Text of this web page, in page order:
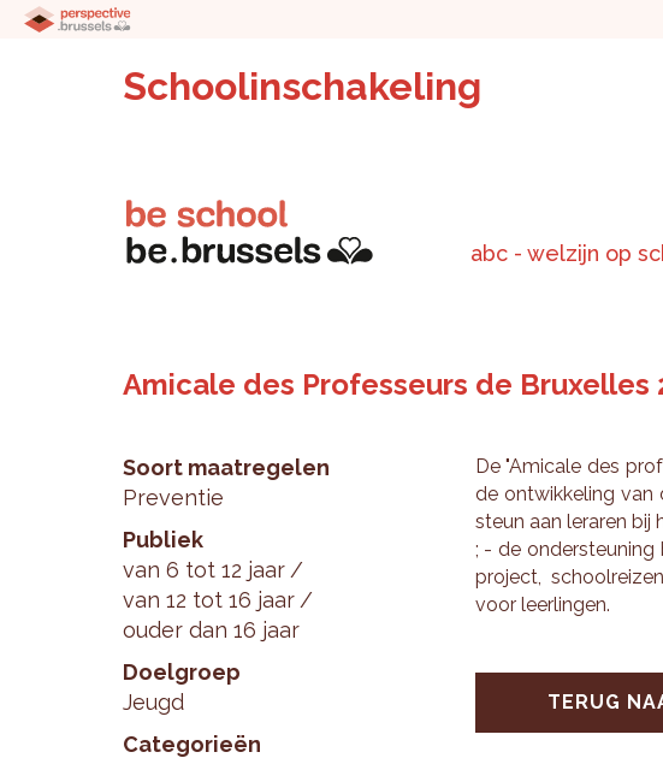
Schoolinschakeling
abc - welzijn op
Amicale des Professeurs de Bruxelles
Soort maatregelen
Preventie
Publiek
van 6 tot 12 jaar
van 12 tot 16 jaar
ouder dan 16 jaar
Doelgroep
Jeugd
Categorieën
De "Ami­ca­le des
de ont­wik­ke­ling van
steun aan le­ra­ren
; - de on­der­steu­ning
pro­ject,
voor leer­lin­gen.
TERUG